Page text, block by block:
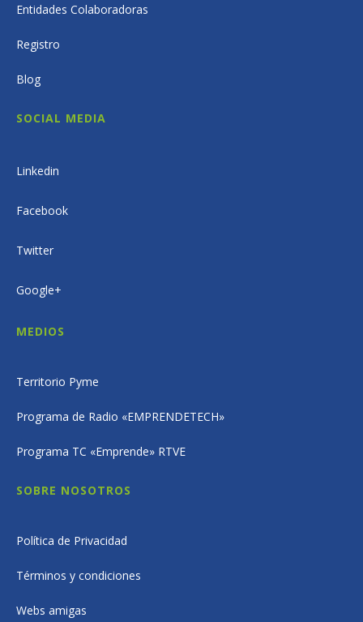
Entidades Colaboradoras
Registro
Blog
SOCIAL MEDIA
Linkedin
Facebook
Twitter
Google+
MEDIOS
Territorio Pyme
Programa de Radio «EMPRENDETECH»
Programa TC «Emprende» RTVE
SOBRE NOSOTROS
Política de Privacidad
Términos y condiciones
Webs amigas